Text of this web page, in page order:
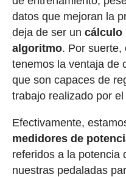
datos que mejoran la
deja de ser un cálculo
algoritmo. Por suerte,
tenemos la ventaja de
que son capaces de
trabajo realizado por el
Efectivamente,
medidores de
referidos a la potencia
nuestras pedaladas